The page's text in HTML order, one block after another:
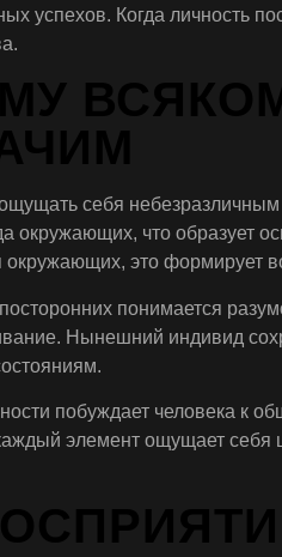
успехов. Когда личность
себя
окружающих, что образует
это формирует
понимается
Нынешний индивид
побуждает человека к
элемент ощущает